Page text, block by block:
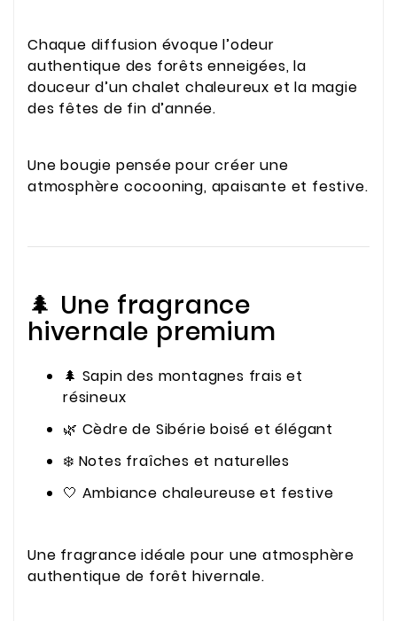
Chaque diffusion évoque l’odeur
authentique des forêts enneigées, la
douceur d’un chalet chaleureux et la magie
des fêtes de fin d’année.
Une bougie pensée pour créer une
atmosphère cocooning, apaisante et festive.
🌲 Une fragrance
hivernale premium
🌲 Sapin des montagnes frais et
résineux
🌿 Cèdre de Sibérie boisé et élégant
❄️ Notes fraîches et naturelles
🤍 Ambiance chaleureuse et festive
Une fragrance idéale pour une atmosphère
authentique de forêt hivernale.